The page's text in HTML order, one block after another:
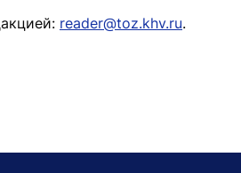
reader@toz.khv.ru.